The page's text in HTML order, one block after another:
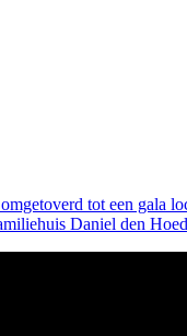
tot een gala
Daniel den